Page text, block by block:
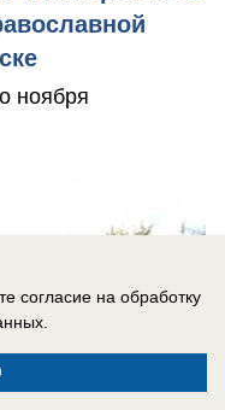
ноября
согласие на обработку